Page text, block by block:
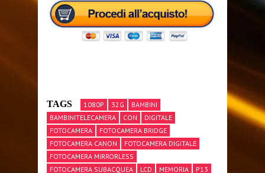
TAGS 1080P 32G
BAMBINI
BAMBINITELECAMERA
CON
DIGITALE
FOTOCAMERA
FOTOCAMERA BRIDGE
FOTOCAMERA CANON
FOTOCAMERA DIGITALE
FOTOCAMERA MIRRORLESS
FOTOCAMERA SUBACQUEA
LCD MEMORIA P13